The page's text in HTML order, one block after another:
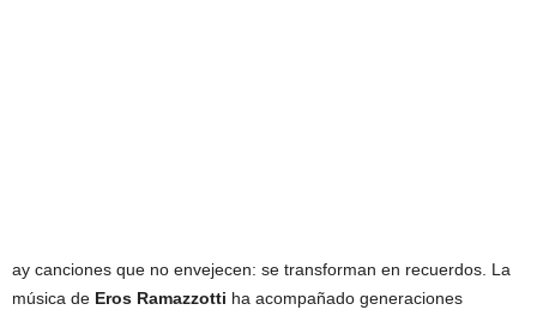
ay canciones que no envejecen: se transforman en recuerdos. La
música de Eros Ramazzotti ha acompañado generaciones